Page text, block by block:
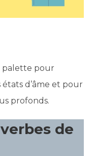
palette pour
d’âme et pour
profonds.
de